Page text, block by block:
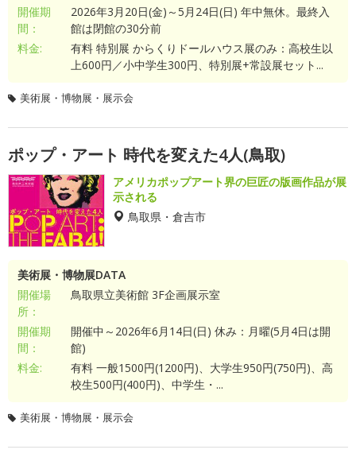
開催期
間：
2026年3月20日(金)～5月24日(日) 年中無休。最終入
館は閉館の30分前
料金:
有料 特別展 からくりドールハウス展のみ：高校生以
上600円／小中学生300円、特別展+常設展セット...
美術展・博物展・展示会
ポップ・アート 時代を変えた4人(鳥取)
アメリカポップアート界の巨匠の版画作品が展
示される
鳥取県・倉吉市
美術展・博物展DATA
開催場
所：
鳥取県立美術館 3F企画展示室
開催期
間：
開催中～2026年6月14日(日) 休み：月曜(5月4日は開
館)
料金:
有料 一般1500円(1200円)、大学生950円(750円)、高
校生500円(400円)、中学生・...
美術展・博物展・展示会